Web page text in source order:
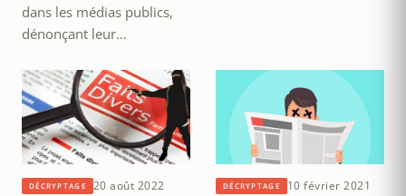
dans les médias publics,
dénonçant leur…
DÉCRYPTAGE 20 août 2022 DÉCRYPTAGE 10 février 2021